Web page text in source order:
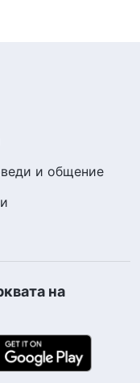
и общение
на